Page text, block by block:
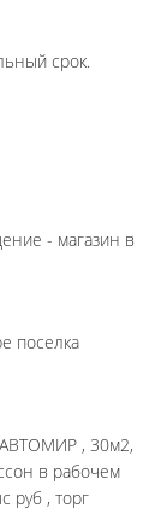
срок.
- магазин в
поселка
АВТОМИР , 30м2,
в рабочем
руб , торг